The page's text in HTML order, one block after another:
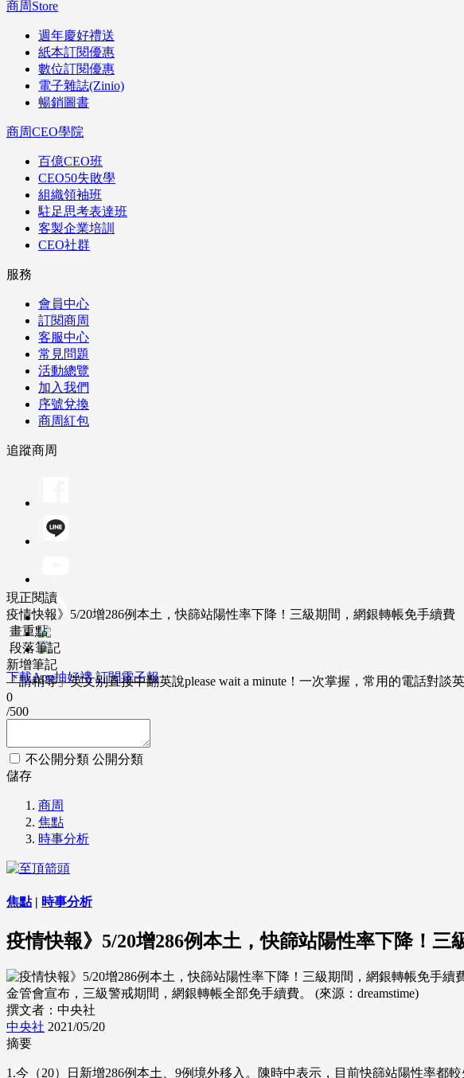
商周Store
週年慶好禮送
紙本訂閱優惠
數位訂閱優惠
電子雜誌(Zinio)
暢銷圖書
商周CEO學院
百億CEO班
CEO50失敗學
組織領袖班
駐足思考表達班
客製企業培訓
CEO社群
服務
會員中心
訂閱商周
客服中心
常見問題
活動總覽
加入我們
序號兌換
商周紅包
追蹤商周
下載App抽好禮 訂閱電子報
現正閱讀
疫情快報》5/20增286例本土，快篩站陽性率下降！三級期間，網銀轉帳免手續費
畫重點
段落筆記
新增筆記
「請稍等」英文別直接中翻英說please wait a minute！一次掌握，常用的電話對談
0
/500
不公開分類 公開分類
儲存
商周
焦點
時事分析
焦點| 時事分析
疫情快報》5/20增286例本土，快篩站陽性率下降！三
金管會宣布，三級警戒期間，網銀轉帳全部免手續費。 (來源：dreamstime)
撰文者：中央社
中央社 2021/05/20
摘要
1.今（20）日新增286例本土、9例境外移入。陳時中表示，目前快篩站陽性率都較